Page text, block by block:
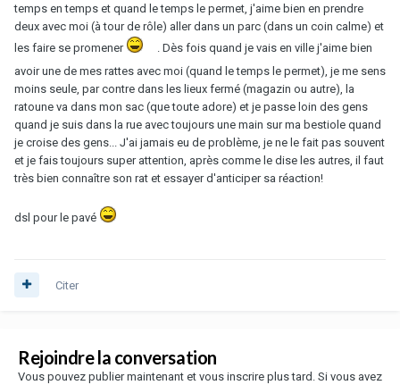
temps en temps et quand le temps le permet, j'aime bien en prendre
deux avec moi (à tour de rôle) aller dans un parc (dans un coin calme) et
les faire se promener
. Dès fois quand je vais en ville j'aime bien
avoir une de mes rattes avec moi (quand le temps le permet), je me sens
moins seule, par contre dans les lieux fermé (magazin ou autre), la
ratoune va dans mon sac (que toute adore) et je passe loin des gens
quand je suis dans la rue avec toujours une main sur ma bestiole quand
je croise des gens... J'ai jamais eu de problème, je ne le fait pas souvent
et je fais toujours super attention, après comme le dise les autres, il faut
très bien connaître son rat et essayer d'anticiper sa réaction!
dsl pour le pavé
Citer
Rejoindre la conversation
Vous pouvez publier maintenant et vous inscrire plus tard. Si vous avez